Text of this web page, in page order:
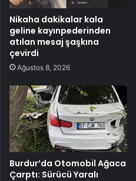
Nikaha dakikalar kala
geline kayınpederinden
atılan mesaj şaşkına
çevirdi
Ağustos 8, 2026
Burdur’da Otomobil Ağaca
Çarptı: Sürücü Yaralı